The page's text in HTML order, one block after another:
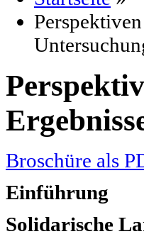
Broschüre als
Einführung
Solidarische